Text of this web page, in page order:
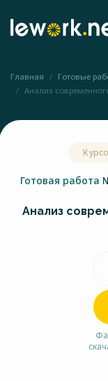
Главная Готовые
Анализ
Готовая работа
Анализ